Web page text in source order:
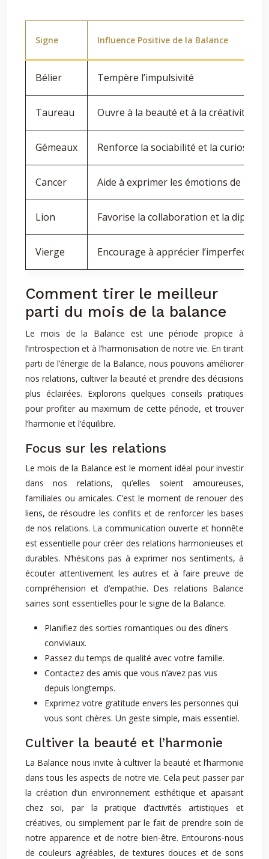
Signe Influence Positive de la Balance
Bélier Tempère l’impulsivité
Taureau Ouvre à la beauté et à la créativité
Gémeaux Renforce la sociabilité et la curiosité
Cancer Aide à exprimer les émotions de
Lion Favorise la collaboration et la
Vierge Encourage à apprécier l’imperfection
Comment tirer le meilleur
parti du mois de la balance
Le mois de la Balance est une période propice à
l’introspection et à l’harmonisation de notre vie. En tirant
parti de l’énergie de la Balance, nous pouvons améliorer
nos relations, cultiver la beauté et prendre des décisions
plus éclairées. Explorons quelques conseils pratiques
pour profiter au maximum de cette période, et trouver
l’harmonie et l’équilibre.
Focus sur les relations
Le mois de la Balance est le moment idéal pour investir
dans nos relations, qu’elles soient amoureuses,
familiales ou amicales. C’est le moment de renouer des
liens, de résoudre les conflits et de renforcer les bases
de nos relations. La communication ouverte et honnête
est essentielle pour créer des relations harmonieuses et
durables. N’hésitons pas à exprimer nos sentiments, à
écouter attentivement les autres et à faire preuve de
compréhension et d’empathie. Des relations Balance
saines sont essentielles pour le signe de la Balance.
Planifiez des sorties romantiques ou des dîners
conviviaux.
Passez du temps de qualité avec votre famille.
Contactez des amis que vous n’avez pas vus
depuis longtemps.
Exprimez votre gratitude envers les personnes qui
vous sont chères. Un geste simple, mais essentiel.
Cultiver la beauté et l’harmonie
La Balance nous invite à cultiver la beauté et l’harmonie
dans tous les aspects de notre vie. Cela peut passer par
la création d’un environnement esthétique et apaisant
chez soi, par la pratique d’activités artistiques et
créatives, ou simplement par le fait de prendre soin de
notre apparence et de notre bien-être. Entourons-nous
de couleurs agréables, de textures douces et de sons